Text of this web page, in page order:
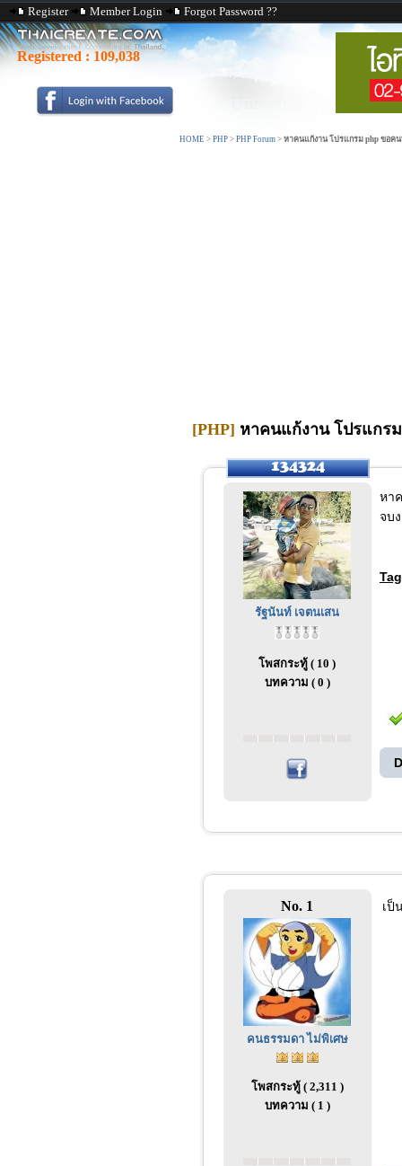
Register Member Login Forgot Password ??
Registered : 109,038
HOME > PHP > PHP Forum > หาคนแก้งาน โปรแกรม php ขอค
[PHP] หาคนแก้งาน โปรแกร
รัฐนันท์ เจตนเสน
โพสกระทู้ ( 10 )
บทความ ( 0 )
หา
จบ
Tag
No. 1
คนธรรมดา ไม่พิเศษ
โพสกระทู้ ( 2,311 )
บทความ ( 1 )
เป็